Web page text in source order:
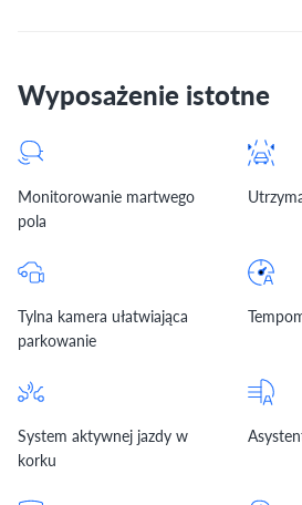
Wyposażenie istotne
Monitorowanie martwego
pola
Tylna kamera ułatwiająca
parkowanie
System aktywnej jazdy w
korku